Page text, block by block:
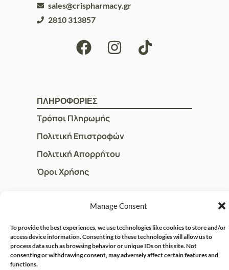
Manage Consent
To provide the best experiences, we use technologies like cookies to store and/or
access device information. Consenting to these technologies will allow us to
process data such as browsing behavior or unique IDs on this site. Not
consenting or withdrawing consent, may adversely affect certain features and
functions.
sales@crispharmacy.gr
2810 313857
ΠΛΗΡΟΦΟΡΙΕΣ
Τρόποι Πληρωμής
Πολιτική Επιστροφών
Πολιτική Απορρήτου
Όροι Χρήσης
ΓΡΗΓΟΡOI ΣΥΝΔΕΣΜΟΙ
Ο Λογαριασμός μου
Η Ομάδα μας